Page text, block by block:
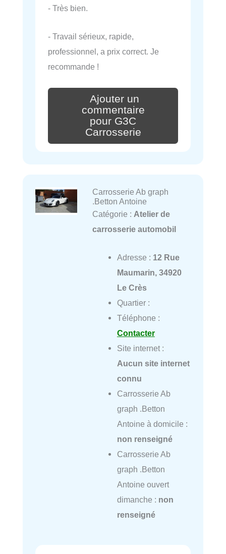
- Très bien.
- Travail sérieux, rapide,
professionnel, a prix correct. Je
recommande !
Ajouter un
commentaire
pour G3C
Carrosserie
Carrosserie Ab graph
.Betton Antoine
Catégorie : Atelier de
carrosserie automobil
Adresse : 12 Rue
Maumarin, 34920
Le Crès
Quartier :
Téléphone :
Contacter
Site internet :
Aucun site internet
connu
Carrosserie Ab
graph .Betton
Antoine à domicile :
non renseigné
Carrosserie Ab
graph .Betton
Antoine ouvert
dimanche : non
renseigné